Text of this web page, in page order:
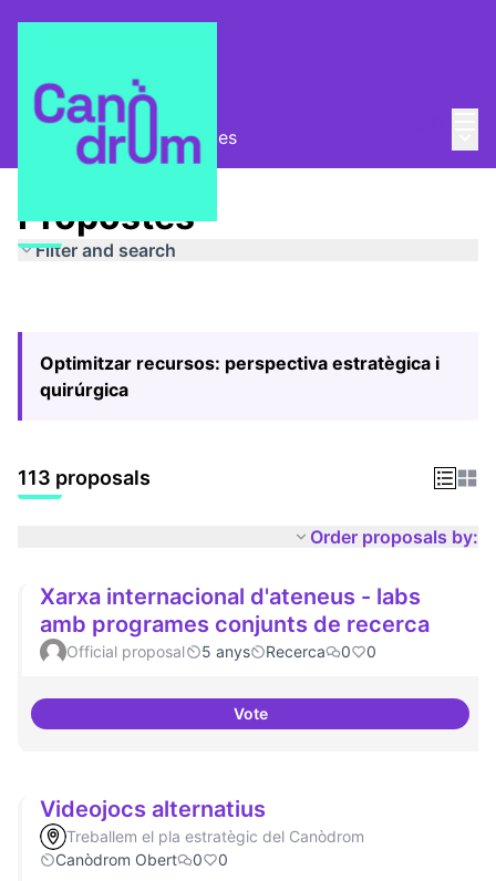
Pla Estratègic Propostes
Propostes
Filter and search
Optimitzar recursos: perspectiva estratègica i
quirúrgica
113 proposals
Order proposals by:
Xarxa internacional d'ateneus - labs
amb programes conjunts de recerca
Official proposal 5 anys Recerca 0 0
VoteXarxa internacional d'ateneus -
Videojocs alternatius
Treballem el pla estratègic del Canòdrom
Canòdrom Obert
0 0